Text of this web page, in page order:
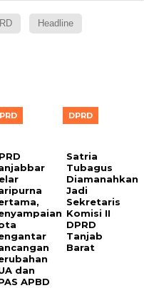
Headline
dan
APBD
DPRD
Satria
Tubagus
Diamanahkan
Jadi
Sekretaris
Komisi II
DPRD
Tanjab
Barat